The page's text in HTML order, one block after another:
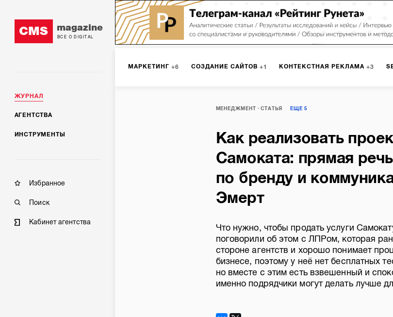
CMS magazine
ВСЕ О DIGITAL
ЖУРНАЛ
АГЕНТСТВА
ИНСТРУМЕНТЫ
Избранное
Поиск
Кабинет агентства
МАРКЕТИНГ 6 СОЗДАНИЕ САЙТОВ 1 КОНТЕКСТНАЯ РЕКЛАМА 3
ИНТЕРНЕТ-МАРКЕТИНГ 8 ПРОГРАММИРОВАНИЕ
МОБИЛЬНАЯ РАЗРАБОТКА ЮЗАБИЛИТИ ИНТРАНЕТ МОНИТОРИНГ
МЕНЕДЖМЕНТ СТАТЬЯ ЕЩЕ5
Как реализовать
Самоката: прямая
по бренду и
Эмерт
Что нужно, чтобы продать услуги
поговорили об этом с ЛПРом, которая
стороне агентств и хорошо понимает
бизнесе, поэтому у неё нет бесплатных
но вместе с этим есть взвешенный и
именно подрядчики могут делать лучше